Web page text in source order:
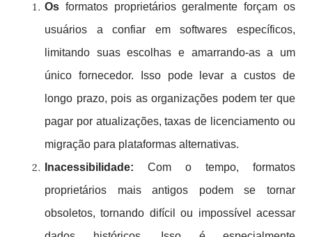
Os formatos proprietários geralmente forçam os
usuários a confiar em softwares específicos,
limitando suas escolhas e amarrando-as a um
único fornecedor. Isso pode levar a custos de
longo prazo, pois as organizações podem ter que
pagar por atualizações, taxas de licenciamento ou
migração para plataformas alternativas.
Inacessibilidade: Com o tempo, formatos
proprietários mais antigos podem se tornar
obsoletos, tornando difícil ou impossível acessar